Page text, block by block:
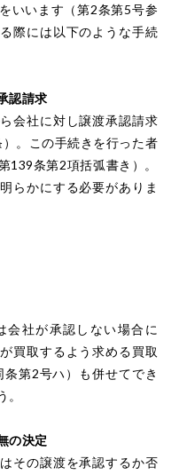
いいます（第2条第5号参
際には以下のような手続
認請求
会社に対し譲渡承認請求
。この手続きを行った者
139条第2項括弧書き）。
らかにする必要がありま
会社が承認しない場合に
買取するよう求める買取
第2号ハ）も併せてでき
の決定
その譲渡を承認するか否